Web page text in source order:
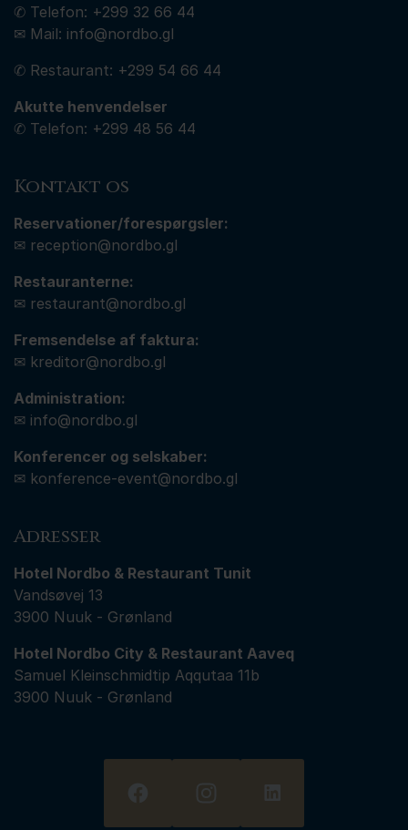
✆ Telefon: +299 32 66 44
✉ Mail: info@nordbo.gl
✆ Restaurant: +299 54 66 44
Akutte henvendelser
✆ Telefon: +299 48 56 44
Kontakt os
Reservationer/forespørgsler:
✉ reception@nordbo.gl
Restauranterne:
✉ restaurant@nordbo.gl
Fremsendelse af faktura:
✉ kreditor@nordbo.gl
Administration:
✉ info@nordbo.gl
Konferencer og selskaber:
✉ konference-event@nordbo.gl
Adresser
Hotel Nordbo & Restaurant Tunit
Vandsøvej 13
3900 Nuuk - Grønland
Hotel Nordbo City & Restaurant Aaveq
Samuel Kleinschmidtip Aqqutaa 11b
3900 Nuuk - Grønland